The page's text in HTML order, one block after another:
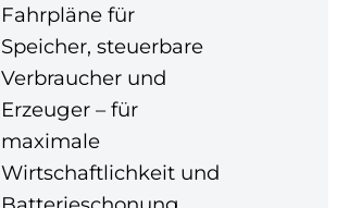
Fahrpläne für
Speicher, steuerbare
Verbraucher und
Erzeuger – für
maximale
Wirtschaftlichkeit und